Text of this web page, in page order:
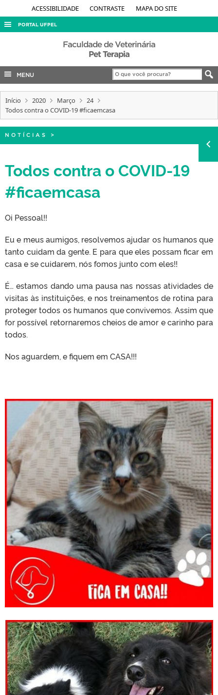
ACESSIBILIDADE CONTRASTE MAPA DO SITE
PORTAL UFPEL
ACESSO À INFORMAÇÃO
COBALTO
CONCURSOS
EDITAIS
TELEFONES
Faculdade de Veterinária
Pet Terapia
MENU
Início 2020 Março
24
Todos contra o COVID-19 #ficaemcasa
NOTÍCIAS >
Todos contra o COVID-19
#ficaemcasa
Oi Pessoal!!
Eu e meus aumigos, resolvemos ajudar os humanos que
tanto cuidam da gente. E para que eles possam ficar em
casa e se cuidarem, nós fomos junto com eles!!
É… estamos dando uma pausa nas nossas atividades de
visitas às instituições, e nos treinamentos de rotina para
proteger todos os humanos que convivemos. Assim que
for possível retornaremos cheios de amor e carinho para
todos.
Nos aguardem, e fiquem em CASA!!!